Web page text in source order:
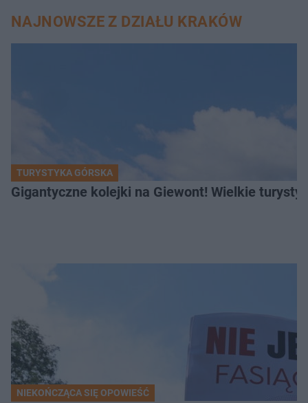
NAJNOWSZE Z DZIAŁU KRAKÓW
TURYSTYKA GÓRSKA
Gigantyczne kolejki na Giewont! Wielkie
NIEKOŃCZĄCA SIĘ OPOWIEŚĆ